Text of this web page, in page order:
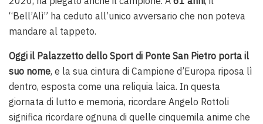
“Bell’Alì” ha ceduto all’unico avversario che non poteva
mandare al tappeto.
Oggi il Palazzetto dello Sport di Ponte San Pietro porta il
suo nome, e la sua cintura di Campione d’Europa riposa lì
dentro, esposta come una reliquia laica. In questa
giornata di lutto e memoria, ricordare Angelo Rottoli
significa ricordare ognuna di quelle cinquemila anime che